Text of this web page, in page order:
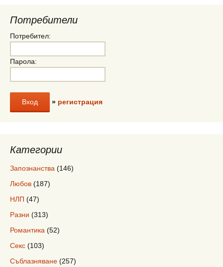
Потребители
Потребител:
Парола:
» регистрация
Категории
Запознанства (146)
Любов (187)
НЛП (47)
Разни (313)
Романтика (52)
Секс (103)
Съблазняване (257)